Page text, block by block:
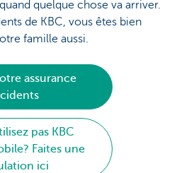
quelque chose va arriver.
de KBC, vous êtes bien
famille aussi.
assurance
pas KBC
Faites une
ici